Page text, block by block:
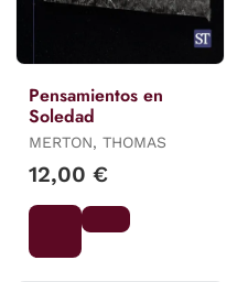
Pensamientos en
Soledad
MERTON, THOMAS
12,00 €